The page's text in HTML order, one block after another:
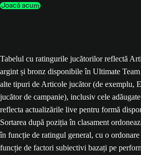
Joacă acum
Tabelul cu ratingurile jucătorilor reflectă
argint și bronz disponibile în Ultimate
alte tipuri de Articole jucător (de exemplu,
jucător de campanie), inclusiv cele
reflecta actualizările live pentru formă
Sortarea după poziția în clasament
în funcție de ratingul general, cu o
funcție de factori subiectivi bazați pe